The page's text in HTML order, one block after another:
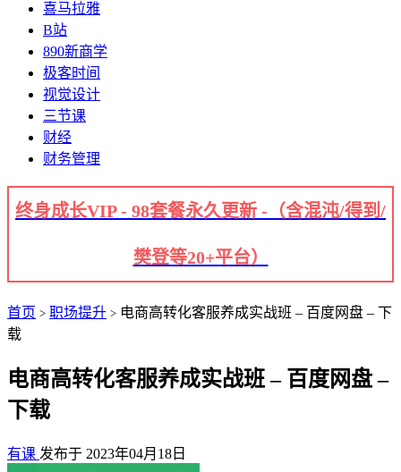
喜马拉雅
B站
890新商学
极客时间
视觉设计
三节课
财经
财务管理
终身成长VIP - 98套餐永久更新 -（含混沌/得到/
樊登等20+平台）
首页 > 职场提升 > 电商高转化客服养成实战班 – 百度网盘 – 下
载
电商高转化客服养成实战班 – 百度网盘 –
下载
有课 发布于 2023年04月18日